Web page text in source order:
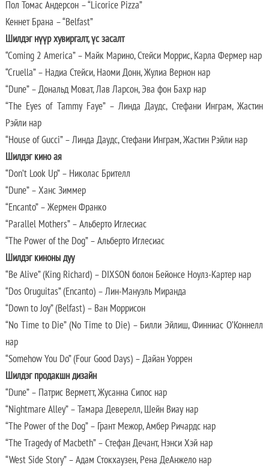
Пол Томас Андерсон – “Licorice Pizza”
Кеннет Брана – “Belfast”
Шилдэг нүүр хувиргалт, үс засалт
“Coming 2 America” – Майк Марино, Стейси Моррис, Карла Фермер нар
“Cruella” – Надиа Стейси, Наоми Донн, Жулиа Вернон нар
“Dune” – Дональд Моват, Лав Ларсон, Эва фон Бахр нар
“The Eyes of Tammy Faye” – Линда Даудс, Стефани Инграм, Жастин
Рэйли нар
“House of Gucci” – Линда Даудс, Стефани Инграм, Жастин Рэйли нар
Шилдэг кино ая
“Don’t Look Up” – Николас Брителл
“Dune” – Ханс Зиммер
“Encanto” – Жермен Франко
“Parallel Mothers” – Альберто Иглесиас
“The Power of the Dog” – Альберто Иглесиас
Шилдэг киноны дуу
“Be Alive” (King Richard) – DIXSON болон Бейонсе Ноулз-Картер нар
“Dos Oruguitas” (Encanto) – Лин-Мануэль Миранда
“Down to Joy” (Belfast) – Ван Моррисон
“No Time to Die” (No Time to Die) – Билли Эйлиш, Финниас О’Коннелл
нар
“Somehow You Do” (Four Good Days) – Дайан Уоррен
Шилдэг продакшн дизайн
“Dune” – Патрис Верметт, Жусанна Сипос нар
“Nightmare Alley” – Тамара Деверелл, Шейн Виау нар
“The Power of the Dog” – Грант Межор, Амбер Ричардс нар
“The Tragedy of Macbeth” – Стефан Дечант, Нэнси Хэй нар
“West Side Story” – Адам Стокхаузен, Рена ДеАнжело нар